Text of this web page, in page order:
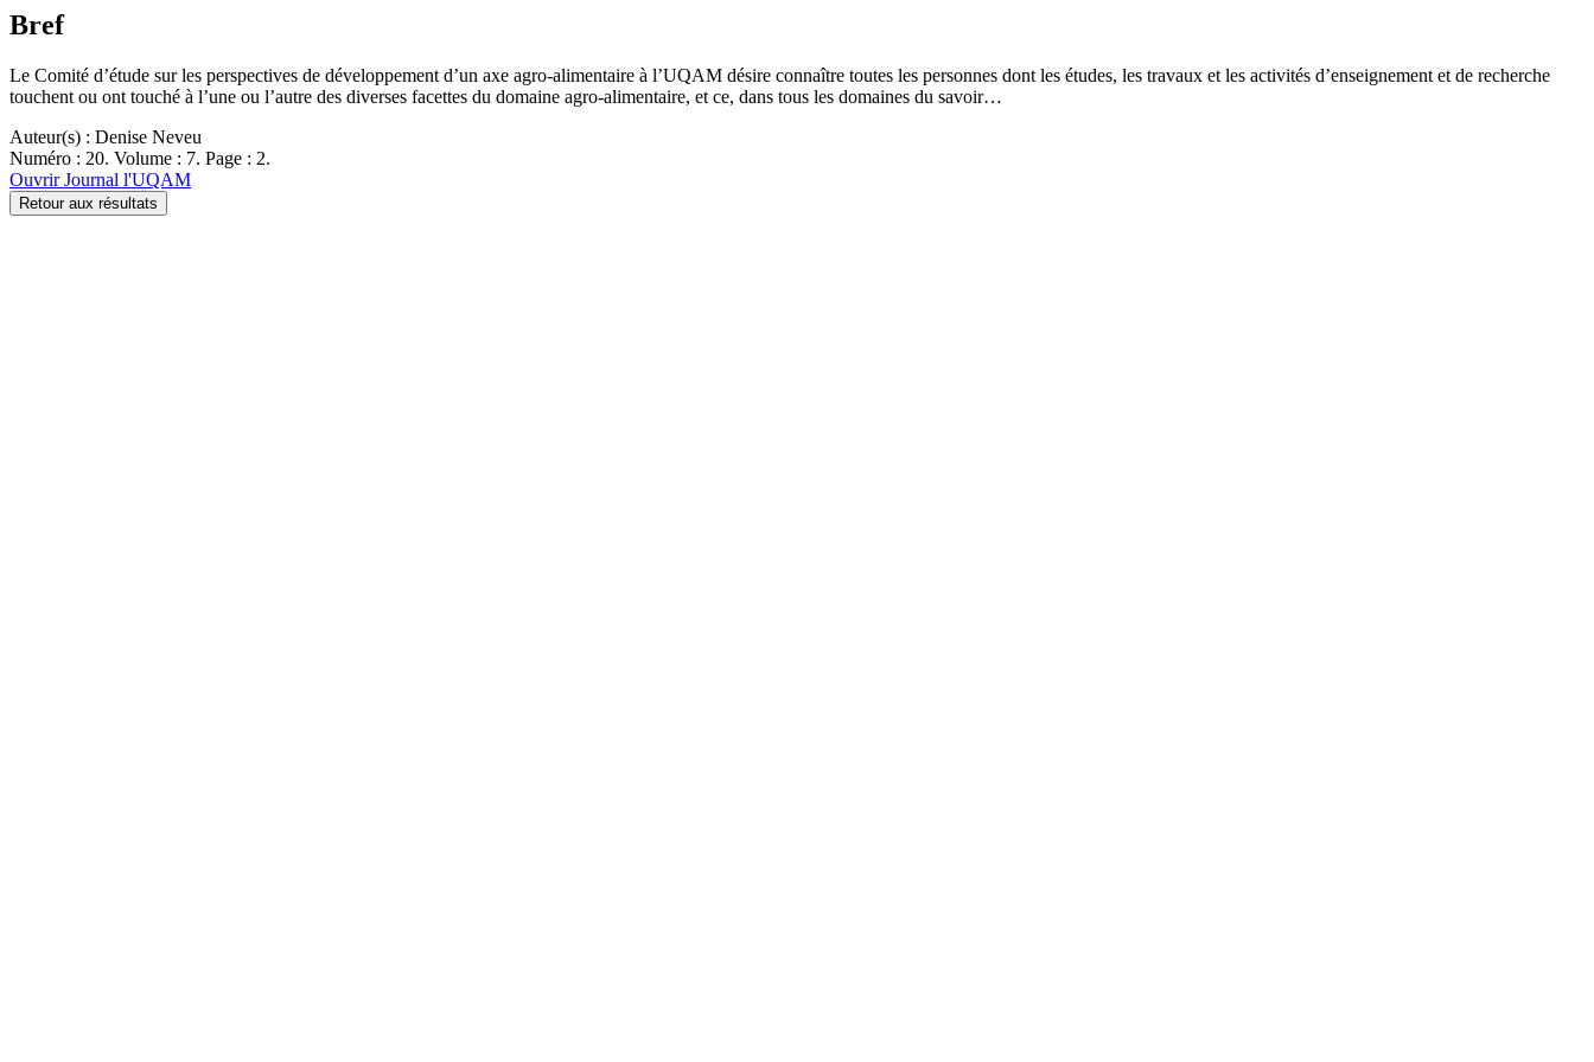
Bref
Le Comité d’étude sur les perspectives de développement d’un axe agro-alimentaire à l’UQAM désire connaître toutes les personnes dont les études, les travaux et les activités d’enseignement et de recherche
touchent ou ont touché à l’une ou l’autre des diverses facettes du domaine agro-alimentaire, et ce, dans tous les domaines du savoir…
Auteur(s) : Denise Neveu
Numéro : 20. Volume : 7. Page : 2.
Ouvrir Journal l'UQAM
Retour aux résultats